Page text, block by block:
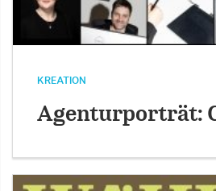
KREATION
Agenturporträt: